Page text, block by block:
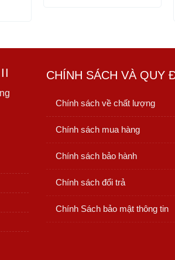
CHÍNH SÁCH VÀ QUY
Chính sách về chất lượng
Chính sách mua hàng
Chính sách bảo hành
Chính sách đổi trả
Chính Sách bảo mật thông tin